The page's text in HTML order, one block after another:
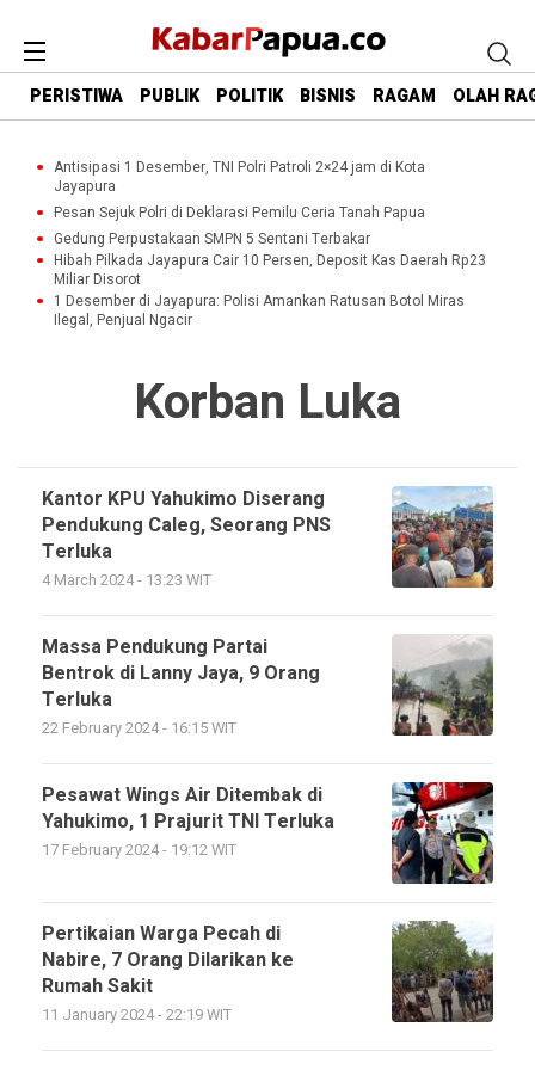
PERISTIWA PUBLIK POLITIK BISNIS RAGAM OLAH
Antisipasi 1 Desember, TNI Polri Patroli 2×24 jam di Kota
Jayapura
Pesan Sejuk Polri di Deklarasi Pemilu Ceria Tanah Papua
Gedung Perpustakaan SMPN 5 Sentani Terbakar
Hibah Pilkada Jayapura Cair 10 Persen, Deposit Kas Daerah Rp23
Miliar Disorot
1 Desember di Jayapura: Polisi Amankan Ratusan Botol Miras
Ilegal, Penjual Ngacir
Korban Luka
Kantor KPU Yahukimo Diserang
Pendukung Caleg, Seorang PNS
Terluka
4 March 2024 - 13:23 WIT
Massa Pendukung Partai
Bentrok di Lanny Jaya, 9 Orang
Terluka
22 February 2024 - 16:15 WIT
Pesawat Wings Air Ditembak di
Yahukimo, 1 Prajurit TNI Terluka
17 February 2024 - 19:12 WIT
Pertikaian Warga Pecah di
Nabire, 7 Orang Dilarikan ke
Rumah Sakit
11 January 2024 - 22:19 WIT